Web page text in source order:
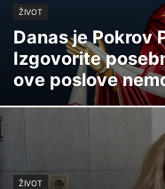
ŽIVOT
Danas je Pokrov
Izgovorite
ove poslove
ŽIVOT